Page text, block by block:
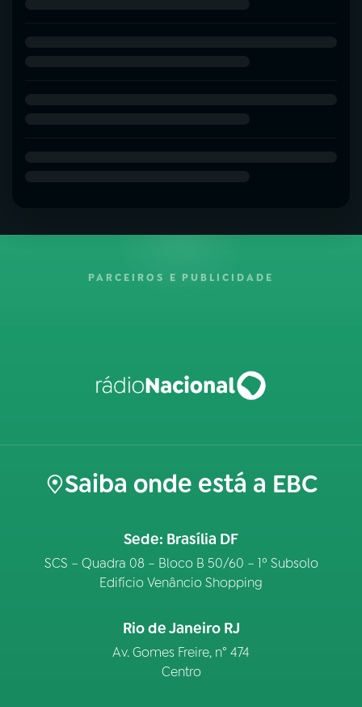
PARCEIROS E PUBLICIDADE
Saiba onde está a EBC
Sede: Brasília DF
SCS – Quadra 08 – Bloco B 50/60 – 1º Subsolo
Edifício Venâncio Shopping
Rio de Janeiro RJ
Av. Gomes Freire, n° 474
Centro